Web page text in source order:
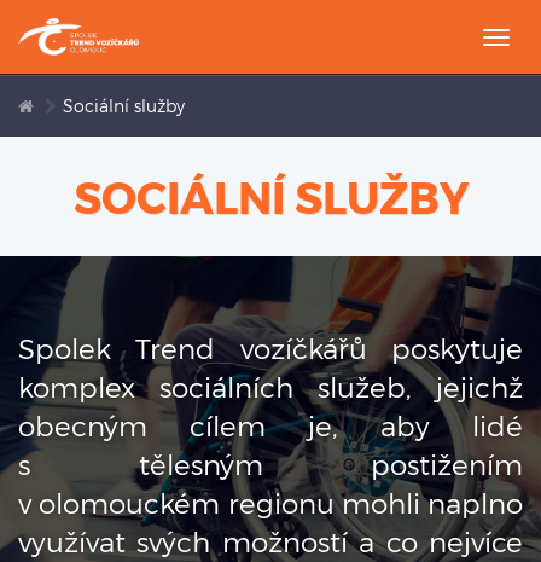
Sociální služby
SOCIÁLNÍ SLUŽBY
Spolek Trend vozíčkářů poskytuje
komplex sociálních služeb, jejichž
obecným cílem je, aby lidé
s tělesným postižením
v olomouckém regionu mohli naplno
využívat svých možností a co nejvíce